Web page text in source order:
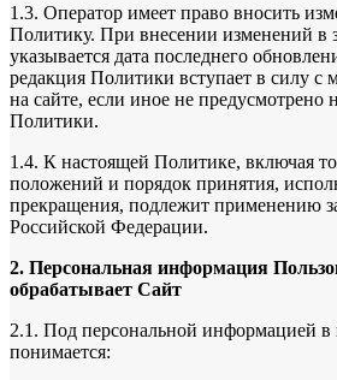
1.3. Оператор имеет право вносить
Политику. При внесении изменений в
указывается дата последнего
редакция Политики вступает в силу с
на сайте, если иное не предусмотрено
Политики.
1.4. К настоящей Политике, включая
положений и порядок принятия,
прекращения, подлежит применению
Российской Федерации.
2. Персональная информация
обрабатывает Сайт
2.1. Под персональной информацией
понимается: